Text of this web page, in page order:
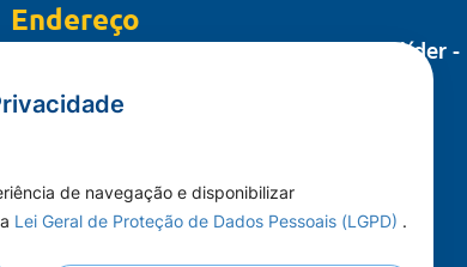
Endereço
Travessa dos Parecis, nº 17 - Centro Colíder -
Telefone: (66)3541-1308
de navegação e disponibilizar
Lei Geral de Proteção de Dados Pessoais (LGPD) .